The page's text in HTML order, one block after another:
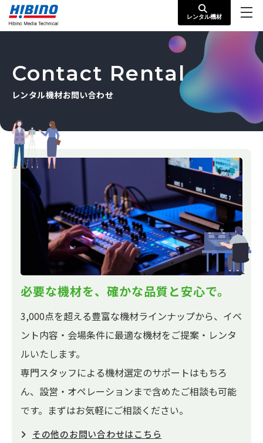
レンタル機材
レンタル機材お問い合わせ
Contact Rental
レンタル機材お問い合わせ
必要な機材を、確かな品質と安心で。
3,000点を超える豊富な機材ラインナップから、イベ
ント内容・会場条件に最適な機材をご提案・レンタ
ルいたします。
専門スタッフによる機材選定のサポートはもちろ
ん、設営・オペレーションまで含めたご相談も可能
です。まずはお気軽にご相談ください。
その他のお問い合わせはこちら